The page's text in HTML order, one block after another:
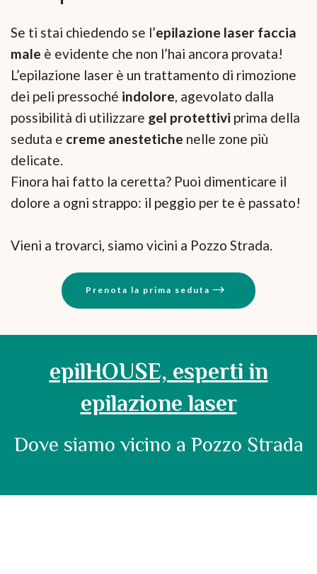
Se ti stai chiedendo se l’epilazione laser faccia
male è evidente che non l’hai ancora provata!
L’epilazione laser è un trattamento di rimozione
dei peli pressoché indolore, agevolato dalla
possibilità di utilizzare gel protettivi prima della
seduta e creme anestetiche nelle zone più
delicate.
Finora hai fatto la ceretta? Puoi dimenticare il
dolore a ogni strappo: il peggio per te è passato!
Vieni a trovarci, siamo vicini a Pozzo Strada.
Prenota la prima seduta
epilHOUSE, esperti in
epilazione laser
Dove siamo vicino a Pozzo Strada